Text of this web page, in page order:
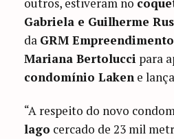
Gabriela e Guilherme
da GRM
Mariana Bertolucci para
condomínio Lakene
“A respeito do novo
lago cercado de 23 mil